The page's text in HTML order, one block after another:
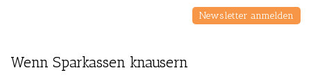
Newsletter anmelden
Wenn Sparkassen knausern